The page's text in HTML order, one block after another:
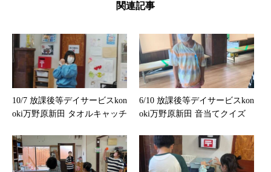
関連記事
10/7 放課後等デイサービスkon
oki万野原新田 タオルキャッチ
6/10 放課後等デイサービスkon
oki万野原新田 音当てクイズ